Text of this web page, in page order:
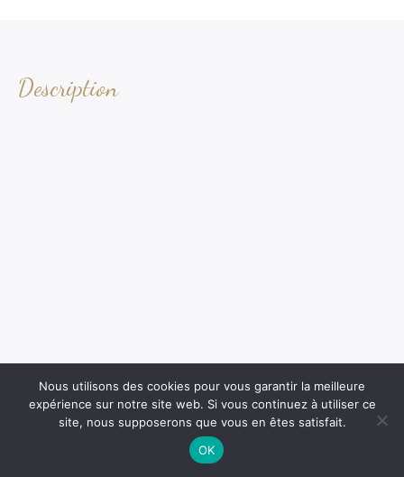
Description
Nous utilisons des cookies pour vous garantir la meilleure
expérience sur notre site web. Si vous continuez à utiliser ce
site, nous supposerons que vous en êtes satisfait.
OK